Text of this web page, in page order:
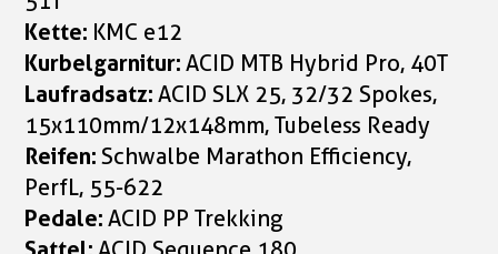
Kette: KMC e12
Kurbelgarnitur:ACID MTB Hybrid Pro, 40T
Laufradsatz:ACID SLX 25, 32/32 Spokes,
15x110mm/12x148mm, Tubeless Ready
Reifen:Schwalbe Marathon Efficiency,
PerfL, 55-622
Pedale:ACID PP Trekking